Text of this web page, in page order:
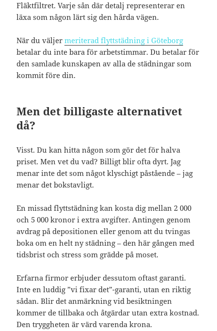
Fläktfiltret. Varje sån där detalj representerar en
läxa som någon lärt sig den hårda vägen.
När du väljermeriterad flyttstädning i Göteborg
betalar du inte bara för arbetstimmar. Du betalar för
den samlade kunskapen av alla de städningar som
kommit före din.
Men det billigaste alternativet
då?
Visst. Du kan hitta någon som gör det för halva
priset. Men vet du vad? Billigt blir ofta dyrt. Jag
menar inte det som något klyschigt påstående – jag
menar det bokstavligt.
En missad flyttstädning kan kosta dig mellan 2 000
och 5 000 kronor i extra avgifter. Antingen genom
avdrag på depositionen eller genom att du tvingas
boka om en helt ny städning – den här gången med
tidsbrist och stress som grädde på moset.
Erfarna firmor erbjuder dessutom oftast garanti.
Inte en luddig ”vi fixar det”-garanti, utan en riktig
sådan. Blir det anmärkning vid besiktningen
kommer de tillbaka och åtgärdar utan extra kostnad.
Den tryggheten är värd varenda krona.